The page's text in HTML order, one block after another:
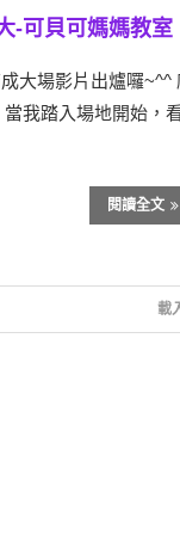
-可貝可媽媽教室
大場影片出爐囉~^^
我踏入場地開始，
閱讀全文
載